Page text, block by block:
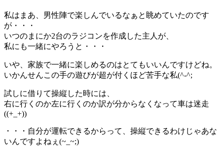
私はまあ、男性陣で楽しんでいるなぁと眺めていたのです
が・・・
いつのまにか2台のラジコンを作成した主人が、
私にも一緒にやろうと・・・
いや、家族で一緒に楽しめるのはとてもいいんですけどね。
いかんせんこの手の遊びが超が付くほど苦手な私(^-^;
試しに借りて操縦した時には、
右に行くのか左に行くのか訳が分からなくなって車は迷走
((+_+))
・・・自分が運転できるからって、操縦できるわけじゃあな
いんですよねぇ(~_~;)